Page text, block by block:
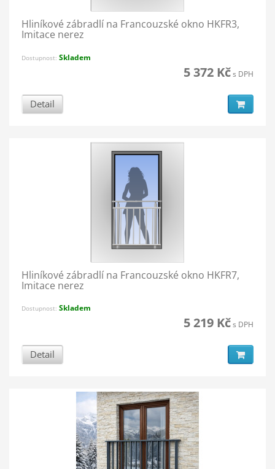
Hliníkové zábradlí na Francouzské okno HKFR3,
Imitace nerez
Dostupnost: Skladem
5 372 Kčs DPH
Detail
Hliníkové zábradlí na Francouzské okno HKFR7,
Imitace nerez
Dostupnost: Skladem
5 219 Kčs DPH
Detail